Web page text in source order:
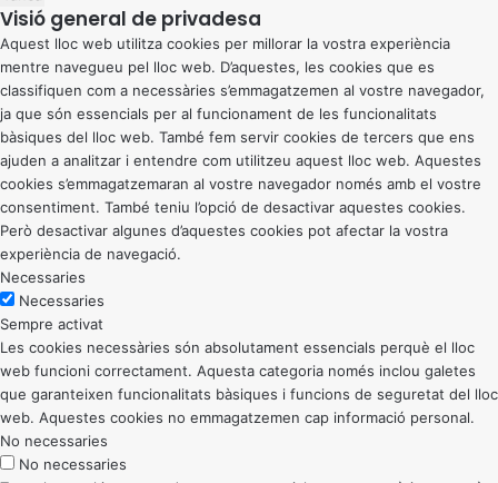
Visió general de privadesa
Aquest lloc web utilitza cookies per millorar la vostra experiència
mentre navegueu pel lloc web. D’aquestes, les cookies que es
classifiquen com a necessàries s’emmagatzemen al vostre navegador,
ja que són essencials per al funcionament de les funcionalitats
bàsiques del lloc web. També fem servir cookies de tercers que ens
ajuden a analitzar i entendre com utilitzeu aquest lloc web. Aquestes
cookies s’emmagatzemaran al vostre navegador només amb el vostre
consentiment. També teniu l’opció de desactivar aquestes cookies.
Però desactivar algunes d’aquestes cookies pot afectar la vostra
experiència de navegació.
Necessaries
Necessaries
Sempre activat
Les cookies necessàries són absolutament essencials perquè el lloc
web funcioni correctament. Aquesta categoria només inclou galetes
que garanteixen funcionalitats bàsiques i funcions de seguretat del lloc
web. Aquestes cookies no emmagatzemen cap informació personal.
No necessaries
No necessaries